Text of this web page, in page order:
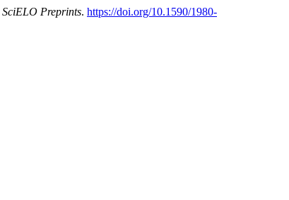
SciELO Preprints. https://doi.org/10.1590/1980-